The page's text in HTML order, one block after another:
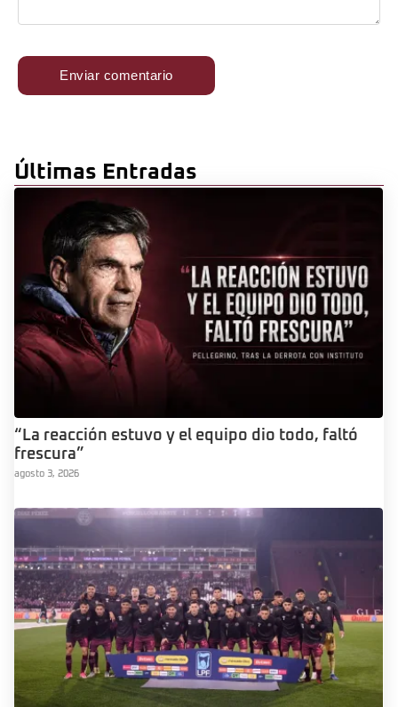
Últimas Entradas
“La reacción estuvo y el equipo dio todo, faltó
frescura”
agosto 3, 2026